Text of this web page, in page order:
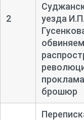
2
уезда И.П.
брошюр